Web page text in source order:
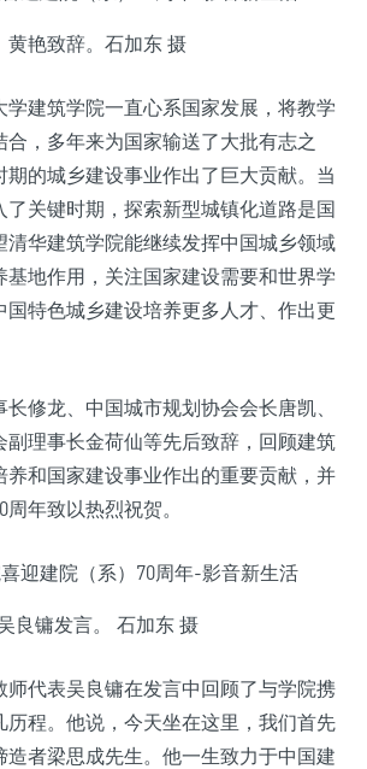
黄艳致辞。石加东 摄
学建筑学院一直心系国家发展，将教学
合，多年来为国家输送了大批有志之
期的城乡建设事业作出了巨大贡献。当
了关键时期，探索新型城镇化道路是国
清华建筑学院能继续发挥中国城乡领域
基地作用，关注国家建设需要和世界学
国特色城乡建设培养更多人才、作出更
修龙、中国城市规划协会会长唐凯、
副理事长金荷仙等先后致辞，回顾建筑
养和国家建设事业作出的重要贡献，并
年致以热烈祝贺。
良镛发言。 石加东 摄
师代表吴良镛在发言中回顾了与学院携
历程。他说，今天坐在这里，我们首先
造者梁思成先生。他一生致力于中国建